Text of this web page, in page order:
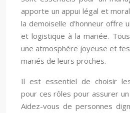
apporte un appui légal et
la demoiselle d’honneur offre
et logistique à la mariée.
une atmosphère joyeuse et
mariés de leurs proches.
Il est essentiel de choisir
pour ces rôles pour assurer
Aidez-vous de personnes